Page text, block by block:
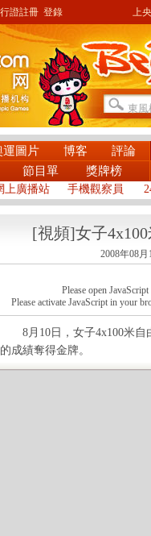
證註冊 登錄 上央視網
運圖片 博客 評論
節目單 獎牌榜
上廣播站 手機觀察員
[視頻]女子
2008年08月
Please open
Please activate JavaScript in your
8月10日，女子4x100米自
的成績奪得金牌。